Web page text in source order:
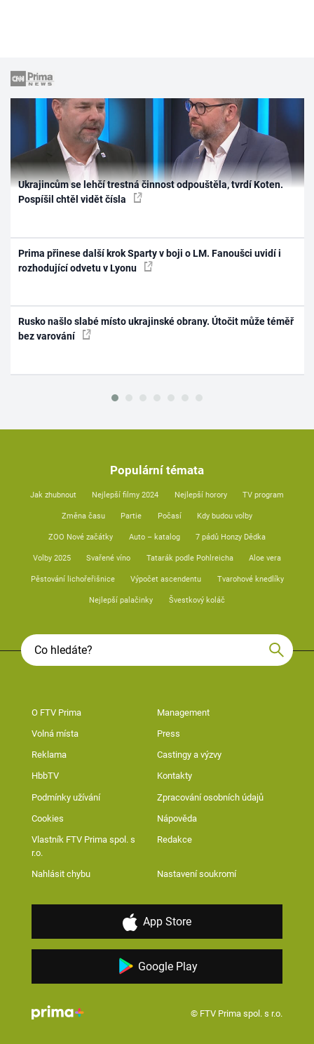
Ukrajincům se lehčí trestná činnost odpouštěla, tvrdí Koten.
Pospíšil chtěl vidět čísla
Prima přinese další krok Sparty v boji o LM. Fanoušci uvidí i
rozhodující odvetu v Lyonu
Rusko našlo slabé místo ukrajinské obrany. Útočit může téměř
bez varování
Populární témata
Jak zhubnout Nejlepší filmy 2024 Nejlepší horory TV program
Změna času Partie Počasí Kdy budou volby
ZOO Nové začátky Auto – katalog 7 pádů Honzy Dědka
Volby 2025 Svařené víno Tatarák podle Pohlreicha Aloe vera
Pěstování lichořeřišnice Výpočet ascendentu Tvarohové knedlíky
Nejlepší palačinky Švestkový koláč
O FTV Prima Management
Volná místa Press
Reklama Castingy a výzvy
HbbTV Kontakty
Podmínky užívání Zpracování osobních údajů
Cookies Nápověda
Vlastník FTV Prima spol. s
r.o.
Redakce
Nahlásit chybu Nastavení soukromí
App Store
Google Play
© FTV Prima spol. s r.o.